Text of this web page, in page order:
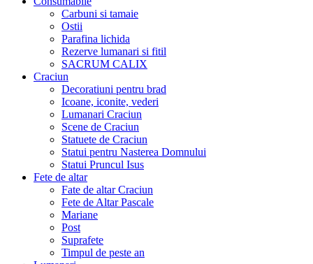
Carbuni si tamaie
Ostii
Parafina lichida
Rezerve lumanari si fitil
SACRUM CALIX
Craciun
Decoratiuni pentru brad
Icoane, iconite, vederi
Lumanari Craciun
Scene de Craciun
Statuete de Craciun
Statui pentru Nasterea Domnului
Statui Pruncul Isus
Fete de altar
Fate de altar Craciun
Fete de Altar Pascale
Mariane
Post
Suprafete
Timpul de peste an